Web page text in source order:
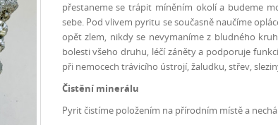
přestaneme se trápit míněním okolí a budeme
sebe. Pod vlivem pyritu se současně naučíme
opět zlem, nikdy se nevymaníme z bludného
bolesti všeho druhu, léčí záněty a podporuje
při nemocech trávicího ústrojí, žaludku, střev,
Čistění minerálu
Pyrit čistíme položením na přírodním místě a